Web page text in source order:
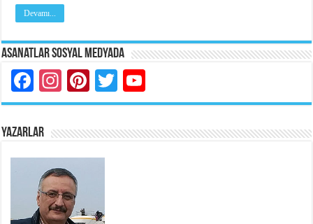
Devamı...
Asanatlar Sosyal Medyada
Facebook
Instagram
Pinterest
Twitter
YAZARLAR